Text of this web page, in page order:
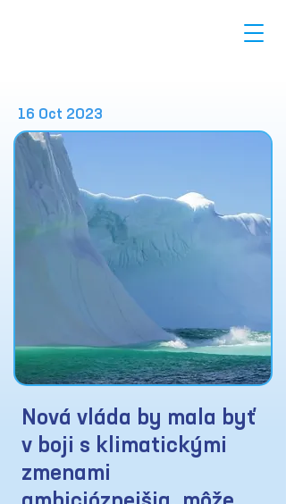
16 Oct 2023
Nová vláda by mala byť
v boji s klimatickými
zmenami